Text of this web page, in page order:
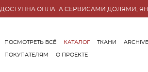
ДОСТУПНА ОПЛАТА СЕРВИСАМИ ДОЛЯМИ,
ПОСМОТРЕТЬ ВСЁ КАТАЛОГ ТКАНИ
ПОКУПАТЕЛЯМ О ПРОЕКТЕ